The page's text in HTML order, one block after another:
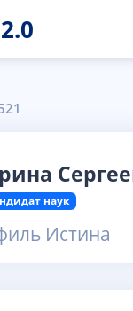
наук
Истина